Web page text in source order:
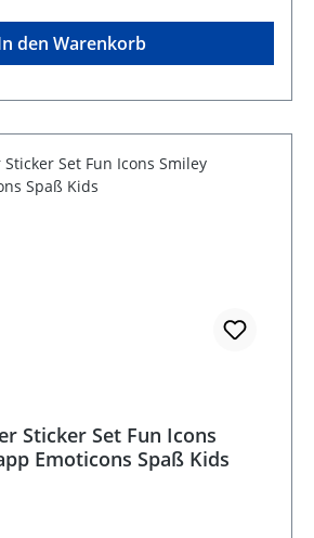
den Warenkorb
Sticker Set Fun Icons
Emoticons Spaß Kids